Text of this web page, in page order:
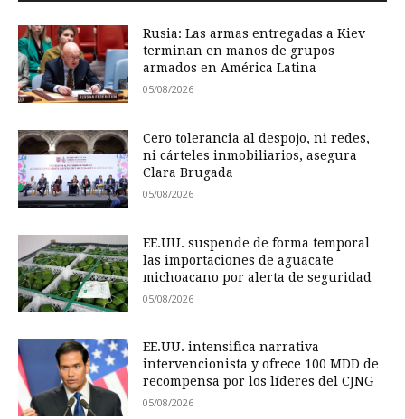
Rusia: Las armas entregadas a Kiev
terminan en manos de grupos
armados en América Latina
05/08/2026
Cero tolerancia al despojo, ni redes,
ni cárteles inmobiliarios, asegura
Clara Brugada
05/08/2026
EE.UU. suspende de forma temporal
las importaciones de aguacate
michoacano por alerta de seguridad
05/08/2026
EE.UU. intensifica narrativa
intervencionista y ofrece 100 MDD de
recompensa por los líderes del CJNG
05/08/2026